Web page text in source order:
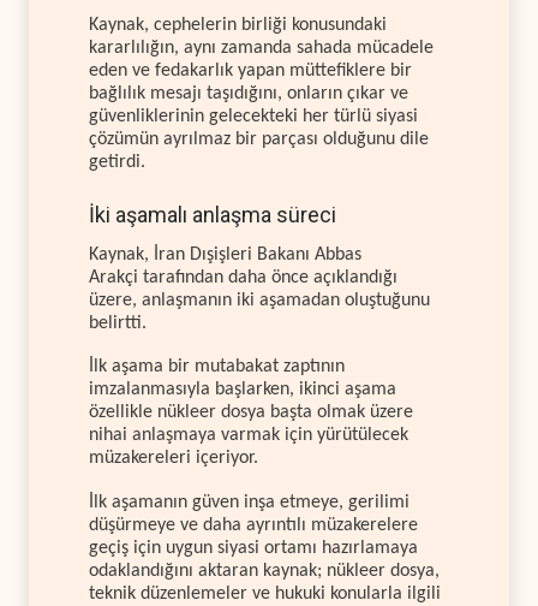
Kaynak, cephelerin birliği konusundaki
kararlılığın, aynı zamanda sahada mücadele
eden ve fedakarlık yapan müttefiklere bir
bağlılık mesajı taşıdığını, onların çıkar ve
güvenliklerinin gelecekteki her türlü siyasi
çözümün ayrılmaz bir parçası olduğunu dile
getirdi.
İki aşamalı anlaşma süreci
Kaynak, İran Dışişleri Bakanı Abbas
Arakçi tarafından daha önce açıklandığı
üzere, anlaşmanın iki aşamadan oluştuğunu
belirtti.
İlk aşama bir mutabakat zaptının
imzalanmasıyla başlarken, ikinci aşama
özellikle nükleer dosya başta olmak üzere
nihai anlaşmaya varmak için yürütülecek
müzakereleri içeriyor.
İlk aşamanın güven inşa etmeye, gerilimi
düşürmeye ve daha ayrıntılı müzakerelere
geçiş için uygun siyasi ortamı hazırlamaya
odaklandığını aktaran kaynak; nükleer dosya,
teknik düzenlemeler ve hukuki konularla ilgili